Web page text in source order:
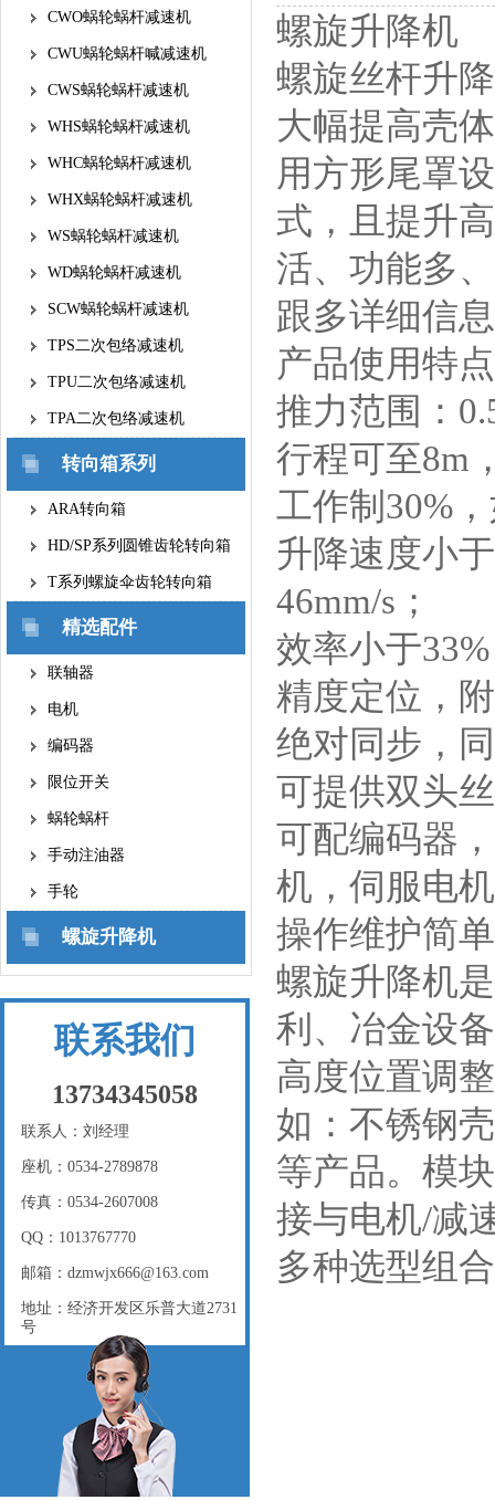
螺旋升降机
螺旋丝杆升
大幅提高壳
用方形尾罩
式，且提升
活、功能多
跟多详细信
产品使用特
推力范围：
行程可至8m
工作制30%
升降速度小
46mm/s；
效率小于
精度定位，
绝对同步，
可提供双头
可配编码器
机，伺服电
操作维护简
螺旋升降机
利、冶金设
高度位置调
如：不锈钢
等产品。模
接与电机/减
多种选型组
CWO蜗轮蜗杆减速机
CWU蜗轮蜗杆喊减速机
CWS蜗轮蜗杆减速机
WHS蜗轮蜗杆减速机
WHC蜗轮蜗杆减速机
WHX蜗轮蜗杆减速机
WS蜗轮蜗杆减速机
WD蜗轮蜗杆减速机
SCW蜗轮蜗杆减速机
TPS二次包络减速机
TPU二次包络减速机
TPA二次包络减速机
转向箱系列
ARA转向箱
HD/SP系列圆锥齿轮转向箱
T系列螺旋伞齿轮转向箱
精选配件
联轴器
电机
编码器
限位开关
蜗轮蜗杆
手动注油器
手轮
螺旋升降机
联系我们
13734345058
联系人：刘经理
座机：0534-2789878
传真：0534-2607008
QQ：1013767770
邮箱：dzmwjx666@163.com
地址：经济开发区乐普大道2731
号